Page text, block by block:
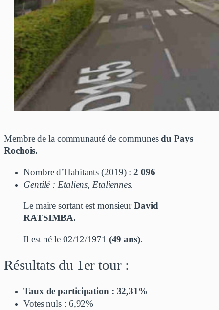
Membre de la communauté de communesdu Pays
Rochois.
Nombre d’Habitants (2019) :2 096
Gentilé : Etaliens, Etaliennes.
Le maire sortant est monsieurDavid
RATSIMBA.
Il est né le 02/12/1971 (49 ans).
Résultats du 1er tour :
Taux de participation : 32,31%
Votes nuls : 6,92%